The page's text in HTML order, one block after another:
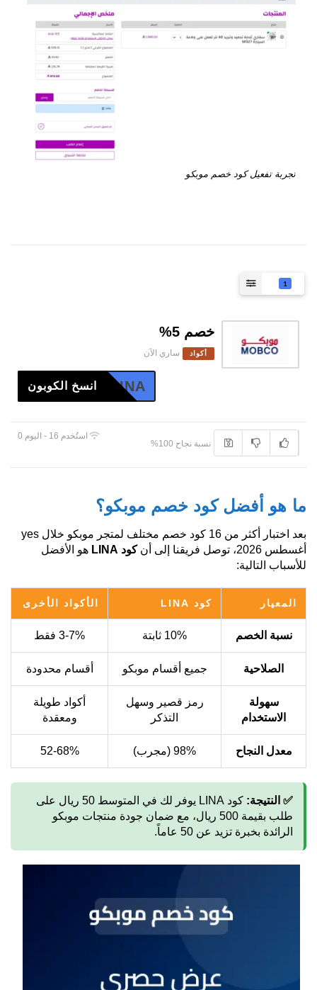
تجربة تفعيل كود خصم موبكو
1
خصم 5%
أكواد ساري الآن
LINA انسخ الكوبون
استُخدم 16 - اليوم 0
نسبة نجاح 100%
ما هو أفضل كود خصم موبكو؟
بعد اختبار أكثر من 16 كود خصم مختلف لمتجر موبكو خلال yes
أغسطس 2026، توصل فريقنا إلى أن
كود LINA
هو الأفضل
للأسباب التالية:
المعيار كود LINA الأكواد الأخرى
نسبة الخصم 10% ثابتة 3-7% فقط
الصلاحية جميع أقسام موبكو أقسام محدودة
سهولة
الاستخدام
رمز قصير وسهل
التذكر
أكواد طويلة
ومعقدة
معدل النجاح 98% (مجرب) 52-68%
✅ النتيجة:
كود LINA يوفر لك في المتوسط 50 ريال على
طلب بقيمة 500 ريال، مع ضمان جودة منتجات موبكو
الرائدة بخبرة تزيد عن 50 عاماً.